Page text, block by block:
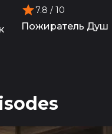
7.8 / 10
Пожиратель Душ